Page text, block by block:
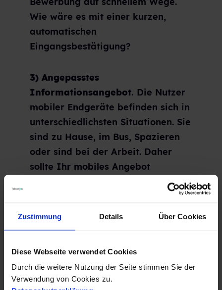
Zustimmung Details Über Cookies
Diese Webseite verwendet Cookies
Durch die weitere Nutzung der Seite stimmen Sie der
Verwendung von Cookies zu.
Wie wäre es mit einer kurzen,
automatischen
Eingangsbestätigung?
3) Angepasstes
Informationsangebot. Die Nutzer
mobiler Endgeräte befinden sich in
unterschiedlichsten Situationen. Sie
sind zu Hause, im Bus, Spazieren
oder sind bei der Arbeit. Daher
sollte Ihr mobiles Angebot
Fakten sollten Sie für weiteres
weiterführenden Seiten,
bereitstellen.